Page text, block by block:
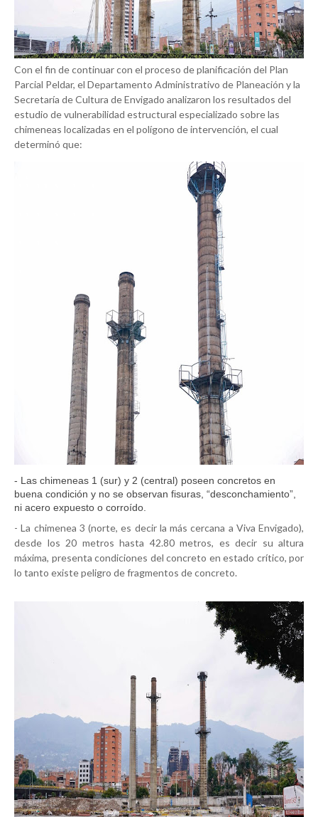
Con el fin de continuar con el proceso de planificación del Plan
Parcial Peldar, el Departamento Administrativo de Planeación y la
Secretaría de Cultura de Envigado analizaron los resultados del
estudio de vulnerabilidad estructural especializado sobre las
chimeneas localizadas en el polígono de intervención, el cual
determinó que:
- Las chimeneas 1 (sur) y 2 (central) poseen concretos en
buena condición y no se observan fisuras, “desconchamiento”,
ni acero expuesto o corroído.
- La chimenea 3 (norte, es decir la más cercana a Viva Envigado),
desde los 20 metros hasta 42.80 metros, es decir su altura
máxima, presenta condiciones del concreto en estado crítico, por
lo tanto existe peligro de fragmentos de concreto.